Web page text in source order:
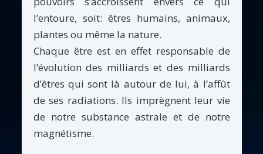
l’entoure, soit: êtres humains, animaux,
plantes ou même la nature.
Chaque être est en effet responsable de
l’évolution des milliards et des milliards
d’êtres qui sont là autour de lui, à l’affût
de ses radiations. Ils imprègnent leur vie
de notre substance astrale et de notre
magnétisme.